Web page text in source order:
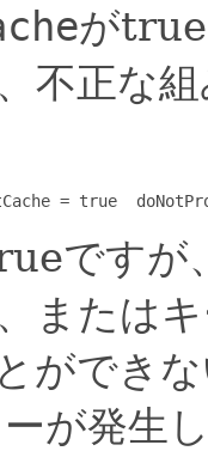
が
不正な
= true
ですが
または
ができ
が発生